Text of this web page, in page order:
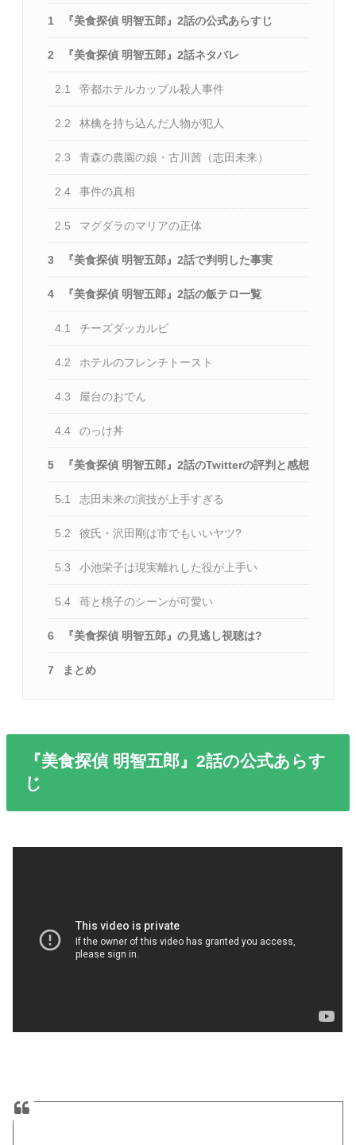
1 『美食探偵 明智五郎』2話の公式あらすじ
2 『美食探偵 明智五郎』2話ネタバレ
2.1 帝都ホテルカップル殺人事件
2.2 林檎を持ち込んだ人物が犯人
2.3 青森の農園の娘・古川茜（志田未来）
2.4 事件の真相
2.5 マグダラのマリアの正体
3 『美食探偵 明智五郎』2話で判明した事実
4 『美食探偵 明智五郎』2話の飯テロ一覧
4.1 チーズダッカルビ
4.2 ホテルのフレンチトースト
4.3 屋台のおでん
4.4 のっけ丼
5 『美食探偵 明智五郎』2話のTwitterの評判と感想
5.1 志田未来の演技が上手すぎる
5.2 彼氏・沢田剛は市でもいいヤツ?
5.3 小池栄子は現実離れした役が上手い
5.4 苺と桃子のシーンが可愛い
6 『美食探偵 明智五郎』の見逃し視聴は?
7 まとめ
『美食探偵 明智五郎』2話の公式あらす
じ